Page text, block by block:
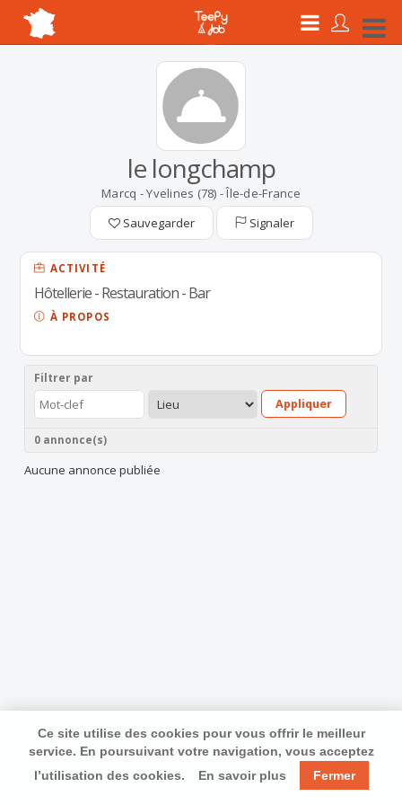
le longchamp
Marcq - Yvelines (78) - Île-de-France
Sauvegarder
Signaler
ACTIVITÉ
Hôtellerie - Restauration - Bar
À PROPOS
Filtrer par
Appliquer
0 annonce(s)
Aucune annonce publiée
Ce site utilise des cookies pour vous offrir le meilleur
service. En poursuivant votre navigation, vous acceptez
l’utilisation des cookies.
En savoir plus Fermer